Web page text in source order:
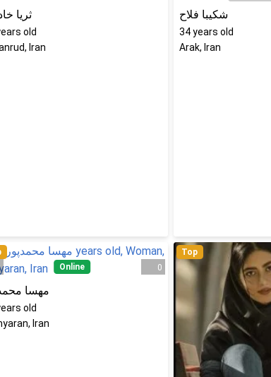
ثریا
old
Iran
شکیبا فلاح
34 years old
Arak, Iran
Online 0
مهسا
old
Iran
Top